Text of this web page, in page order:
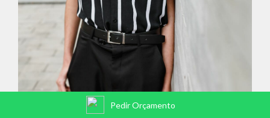
Pedir Orçamento